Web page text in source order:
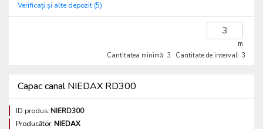
Verificați și alte depozit (5)
m
Cantitatea minimă: 3
Cantitate de interval: 3
Capac canal NIEDAX RD300
ID produs:NIERD300
Producător:NIEDAX